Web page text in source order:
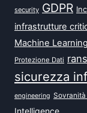
security GDPR
infrastrutture
Machine Learning
Protezione Dati
sicurezza
engineering